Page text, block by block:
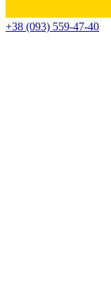
+38 (093) 559-47-40